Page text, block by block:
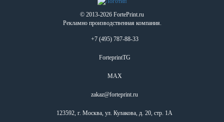
© 2013-2026 FortePrint.ru
Рекламно производственная компания.
+7 (495) 787-88-33
ForteprintTG
MAX
zakaz@forteprint.ru
123592, г. Москва, ул. Кулакова, д. 20, стр. 1А